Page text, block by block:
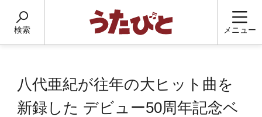
検索 メニュー
八代亜紀が往年の大ヒット曲を
新録した デビュー50周年記念ベ